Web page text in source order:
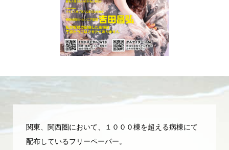
関東、関西圏において、１０００棟を超える病棟にて
配布しているフリーペーパー。